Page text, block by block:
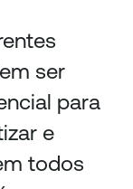
ser
para
e
todos